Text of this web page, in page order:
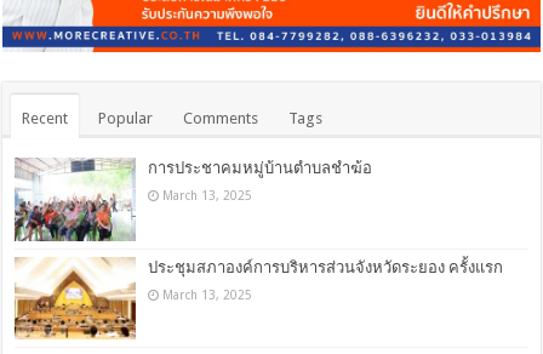
Recent Popular Comments Tags
การประชาคมหมู่บ้านตำบลชำฆ้อ
March 13, 2025
ประชุมสภาองค์การบริหารส่วนจังหวัดระยอง ครั้งแรก
March 13, 2025